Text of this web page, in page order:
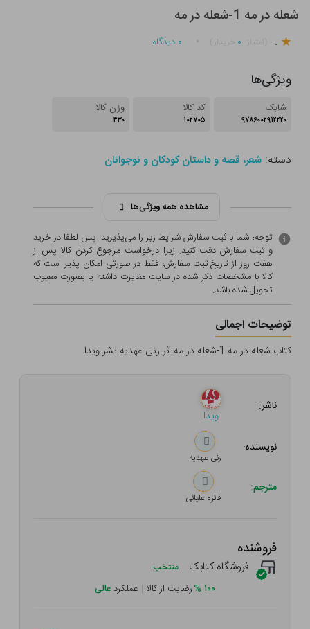
شعله در مه 1-شعله در مه
. ۰ ۰ دیدگاه
ویژگی‌ها
شابک
۹۷۸۶۰۰۲۹۱۲۲۲۰
کد کالا
۱۰۲۷۰۵
وزن کالا
۴۳۰
دسته:شعر، قصه و داستان کودکان و نوجوانان
مشاهده همه ویژگی‌ها
توجه؛ شما با ثبت سفارش شرایط زیر را می‌پذیرید. پس لطفا در خرید
و ثبت سفارش دقت کنید. زیرا درخواست مرجوع کردن کالا پس از
هفت روز از تاریخ ثبت سفارش، فقط در صورتی امکان پذیر است که
کالا با مشخصات ذکر شده در سایت مغایرت داشته یا بصورت معيوب
تحویل شده باشد.
توضیحات اجمالی
کتاب شعله در مه 1-شعله در مه اثر رنی عهدیه نشر ویدا
ناشر:
ویدا
نویسنده:
رنی عهدیه
مترجم:
فائزه علیائی
فروشنده
فروشگاه کتابک منتخب
۱۰۰ %رضایت از کالا | عملکرد عالی